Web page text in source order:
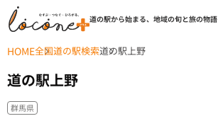
道の駅から始まる、地域の旬と旅の物語
HOME全国道の駅検索道の駅上野
道の駅上野
群馬県